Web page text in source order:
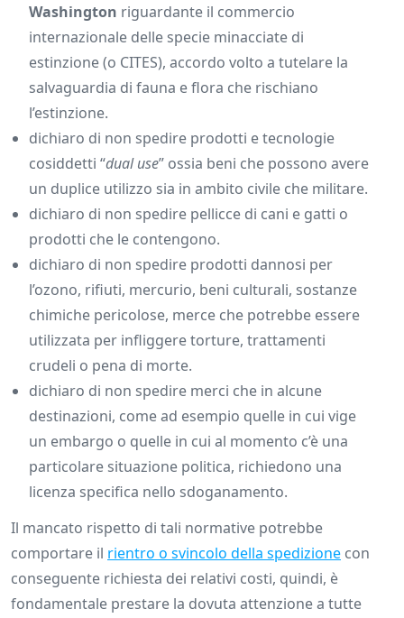
Washington riguardante il commercio
internazionale delle specie minacciate di
estinzione (o CITES), accordo volto a tutelare la
salvaguardia di fauna e flora che rischiano
l’estinzione.
dichiaro di non spedire prodotti e tecnologie
cosiddetti “dual use” ossia beni che possono avere
un duplice utilizzo sia in ambito civile che militare.
dichiaro di non spedire pellicce di cani e gatti o
prodotti che le contengono.
dichiaro di non spedire prodotti dannosi per
l’ozono, rifiuti, mercurio, beni culturali, sostanze
chimiche pericolose, merce che potrebbe essere
utilizzata per infliggere torture, trattamenti
crudeli o pena di morte.
dichiaro di non spedire merci che in alcune
destinazioni, come ad esempio quelle in cui vige
un embargo o quelle in cui al momento c’è una
particolare situazione politica, richiedono una
licenza specifica nello sdoganamento.
Il mancato rispetto di tali normative potrebbe
comportare il rientro o svincolo della spedizione con
conseguente richiesta dei relativi costi, quindi, è
fondamentale prestare la dovuta attenzione a tutte